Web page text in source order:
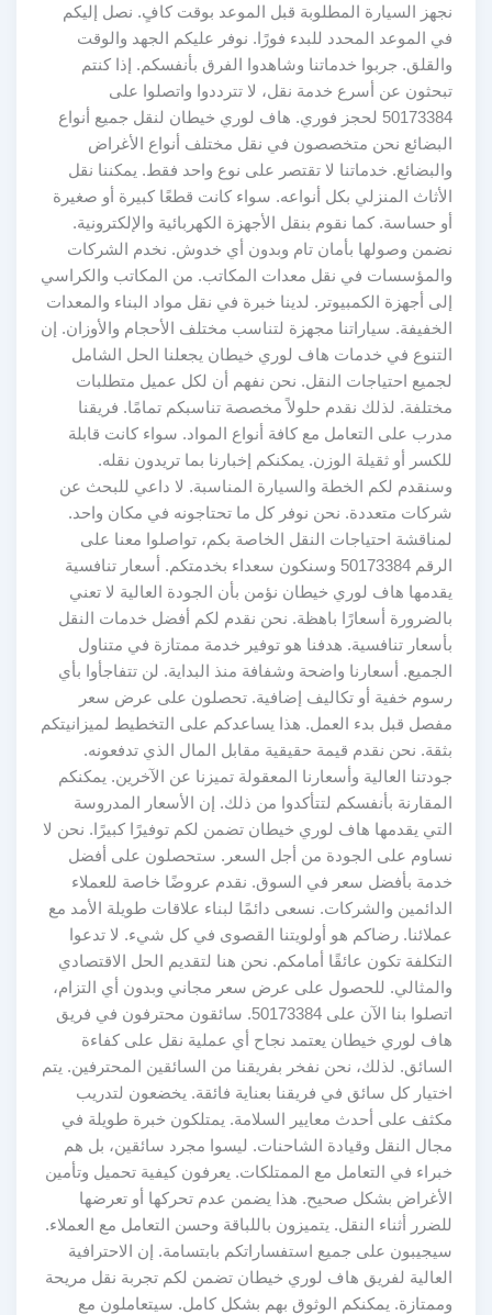
نجهز السيارة المطلوبة قبل الموعد بوقت كافٍ. نصل إليكم
في الموعد المحدد للبدء فورًا. نوفر عليكم الجهد والوقت
والقلق. جربوا خدماتنا وشاهدوا الفرق بأنفسكم. إذا كنتم
تبحثون عن أسرع خدمة نقل، لا تترددوا واتصلوا على
50173384 لحجز فوري. هاف لوري خيطان لنقل جميع أنواع
البضائع نحن متخصصون في نقل مختلف أنواع الأغراض
والبضائع. خدماتنا لا تقتصر على نوع واحد فقط. يمكننا نقل
الأثاث المنزلي بكل أنواعه. سواء كانت قطعًا كبيرة أو صغيرة
أو حساسة. كما نقوم بنقل الأجهزة الكهربائية والإلكترونية.
نضمن وصولها بأمان تام وبدون أي خدوش. نخدم الشركات
والمؤسسات في نقل معدات المكاتب. من المكاتب والكراسي
إلى أجهزة الكمبيوتر. لدينا خبرة في نقل مواد البناء والمعدات
الخفيفة. سياراتنا مجهزة لتناسب مختلف الأحجام والأوزان. إن
التنوع في خدمات هاف لوري خيطان يجعلنا الحل الشامل
لجميع احتياجات النقل. نحن نفهم أن لكل عميل متطلبات
مختلفة. لذلك نقدم حلولاً مخصصة تناسبكم تمامًا. فريقنا
مدرب على التعامل مع كافة أنواع المواد. سواء كانت قابلة
للكسر أو ثقيلة الوزن. يمكنكم إخبارنا بما تريدون نقله.
وسنقدم لكم الخطة والسيارة المناسبة. لا داعي للبحث عن
شركات متعددة. نحن نوفر كل ما تحتاجونه في مكان واحد.
لمناقشة احتياجات النقل الخاصة بكم، تواصلوا معنا على
الرقم 50173384 وسنكون سعداء بخدمتكم. أسعار تنافسية
يقدمها هاف لوري خيطان نؤمن بأن الجودة العالية لا تعني
بالضرورة أسعارًا باهظة. نحن نقدم لكم أفضل خدمات النقل
بأسعار تنافسية. هدفنا هو توفير خدمة ممتازة في متناول
الجميع. أسعارنا واضحة وشفافة منذ البداية. لن تتفاجأوا بأي
رسوم خفية أو تكاليف إضافية. تحصلون على عرض سعر
مفصل قبل بدء العمل. هذا يساعدكم على التخطيط لميزانيتكم
بثقة. نحن نقدم قيمة حقيقية مقابل المال الذي تدفعونه.
جودتنا العالية وأسعارنا المعقولة تميزنا عن الآخرين. يمكنكم
المقارنة بأنفسكم لتتأكدوا من ذلك. إن الأسعار المدروسة
التي يقدمها هاف لوري خيطان تضمن لكم توفيرًا كبيرًا. نحن لا
نساوم على الجودة من أجل السعر. ستحصلون على أفضل
خدمة بأفضل سعر في السوق. نقدم عروضًا خاصة للعملاء
الدائمين والشركات. نسعى دائمًا لبناء علاقات طويلة الأمد مع
عملائنا. رضاكم هو أولويتنا القصوى في كل شيء. لا تدعوا
التكلفة تكون عائقًا أمامكم. نحن هنا لتقديم الحل الاقتصادي
والمثالي. للحصول على عرض سعر مجاني وبدون أي التزام،
اتصلوا بنا الآن على 50173384. سائقون محترفون في فريق
هاف لوري خيطان يعتمد نجاح أي عملية نقل على كفاءة
السائق. لذلك، نحن نفخر بفريقنا من السائقين المحترفين. يتم
اختيار كل سائق في فريقنا بعناية فائقة. يخضعون لتدريب
مكثف على أحدث معايير السلامة. يمتلكون خبرة طويلة في
مجال النقل وقيادة الشاحنات. ليسوا مجرد سائقين، بل هم
خبراء في التعامل مع الممتلكات. يعرفون كيفية تحميل وتأمين
الأغراض بشكل صحيح. هذا يضمن عدم تحركها أو تعرضها
للضرر أثناء النقل. يتميزون باللباقة وحسن التعامل مع العملاء.
سيجيبون على جميع استفساراتكم بابتسامة. إن الاحترافية
العالية لفريق هاف لوري خيطان تضمن لكم تجربة نقل مريحة
وممتازة. يمكنكم الوثوق بهم بشكل كامل. سيتعاملون مع